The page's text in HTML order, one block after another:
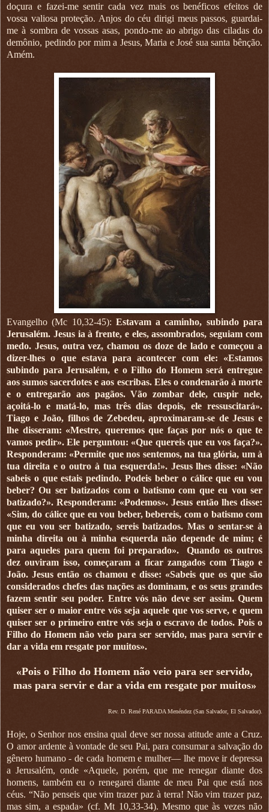
doçura e fazei-me sentir cada vez mais os benéficos efeitos de
vossa valiosa proteção. Anjos do céu dirigi meus passos, guardai-
me à sombra de vossas asas, pondo-me ao abrigo das ciladas do
demônio, pedindo por mim a Jesus, Maria e José sua santa bênção.
Amém.
Evangelho (Mc 10,32-45): Estavam a caminho, subindo para
Jerusalém. Jesus ia à frente, e eles, assombrados, seguiam com
medo. Jesus, outra vez, chamou os doze de lado e começou a
dizer-lhes o que estava para acontecer com ele: «Estamos
subindo para Jerusalém, e o Filho do Homem será entregue
aos sumos sacerdotes e aos escribas. Eles o condenarão à morte
e o entregarão aos pagãos. Vão zombar dele, cuspir nele,
açoitá-lo e matá-lo, mas três dias depois, ele ressuscitará».
Tiago e João, filhos de Zebedeu, aproximaram-se de Jesus e
lhe disseram: «Mestre, queremos que faças por nós o que te
vamos pedir». Ele perguntou: «Que quereis que eu vos faça?».
Responderam: «Permite que nos sentemos, na tua glória, um à
tua direita e o outro à tua esquerda!». Jesus lhes disse: «Não
sabeis o que estais pedindo. Podeis beber o cálice que eu vou
beber? Ou ser batizados com o batismo com que eu vou ser
batizado?». Responderam: «Podemos». Jesus então lhes disse:
«Sim, do cálice que eu vou beber, bebereis, com o batismo com
que eu vou ser batizado, sereis batizados. Mas o sentar-se à
minha direita ou à minha esquerda não depende de mim; é
para aqueles para quem foi preparado». Quando os outros
dez ouviram isso, começaram a ficar zangados com Tiago e
João. Jesus então os chamou e disse: «Sabeis que os que são
considerados chefes das nações as dominam, e os seus grandes
fazem sentir seu poder. Entre vós não deve ser assim. Quem
quiser ser o maior entre vós seja aquele que vos serve, e quem
quiser ser o primeiro entre vós seja o escravo de todos. Pois o
Filho do Homem não veio para ser servido, mas para servir e
dar a vida em resgate por muitos».
«Pois o Filho do Homem não veio para ser servido,
mas para servir e dar a vida em resgate por muitos»
Rev. D. René PARADA Menéndez (San Salvador, El Salvador).
Hoje, o Senhor nos ensina qual deve ser nossa atitude ante a Cruz.
O amor ardente à vontade de seu Pai, para consumar a salvação do
gênero humano - de cada homem e mulher— lhe move ir depressa
a Jerusalém, onde «Aquele, porém, que me renegar diante dos
homens, também eu o renegarei diante de meu Pai que está nos
céus. “Não penseis que vim trazer paz à terra! Não vim trazer paz,
mas sim, a espada» (cf. Mt 10,33-34). Mesmo que às vezes não